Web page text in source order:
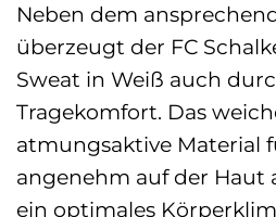
Neben dem
überzeugt der FC
Sweat in Weiß auch
Tragekomfort. Das
atmungsaktive Material
angenehm auf der Haut
ein optimales